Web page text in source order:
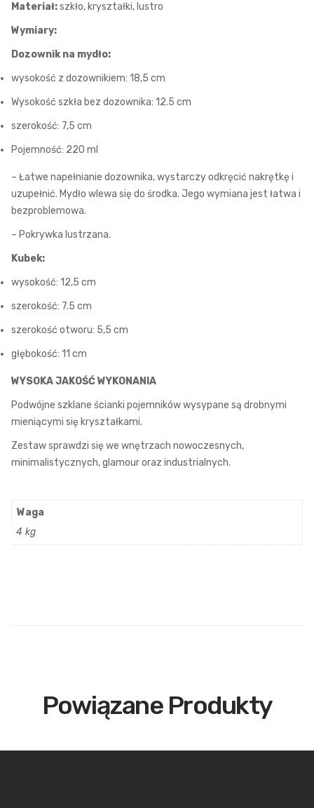
Materiał:szkło, kryształki, lustro
Wymiary:
Dozownik na mydło:
wysokość z dozownikiem: 18,5 cm
Wysokość szkła bez dozownika: 12.5 cm
szerokość: 7,5 cm
Pojemność: 220 ml
– Łatwe napełnianie dozownika, wystarczy odkręcić nakrętkę i
uzupełnić. Mydło wlewa się do środka. Jego wymiana jest łatwa i
bezproblemowa.
– Pokrywka lustrzana.
Kubek:
wysokość: 12,5 cm
szerokość: 7.5 cm
szerokość otworu: 5,5 cm
głębokość: 11 cm
WYSOKA JAKOŚĆ WYKONANIA
Podwójne szklane ścianki pojemników wysypane są drobnymi
mieniącymi się kryształkami.
Zestaw sprawdzi się we wnętrzach nowoczesnych,
minimalistycznych, glamour oraz industrialnych.
Waga
4 kg
Powiązane Produkty